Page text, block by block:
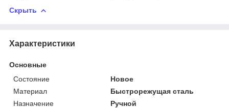
Скрыть
Характеристики
Основные
Состояние
Новое
Материал
Быстрорежущая сталь
Назначение
Ручной